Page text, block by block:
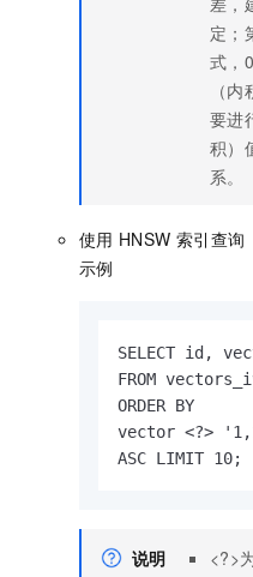
定；
式，0
（
要进
积）
系。
使用 HNSW 索引查询
示例
SELECT id,
FROM
ORDER BY
vector <?>
ASC LIMIT 10;
说明 <?>